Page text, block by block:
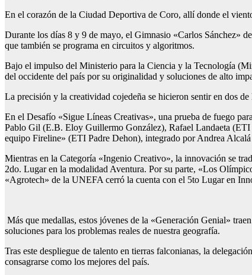
En el corazón de la Ciudad Deportiva de Coro, allí donde el
Durante los días 8 y 9 de mayo, el Gimnasio «Carlos Sánchez»
que también se programa en circuitos y algoritmos.
Bajo el impulso del Ministerio para la Ciencia y la Tecnología
del occidente del país por su originalidad y soluciones de alto
La precisión y la creatividad cojedeña se hicieron sentir en dos de
En el Desafío «Sigue Líneas Creativas», una prueba de fuego
Pablo Gil (E.B. Eloy Guillermo González), Rafael Landaeta
equipo Fireline» (ETI Padre Dehon), integrado por Andrea
Mientras en la Categoría «Ingenio Creativo», la innovación se
2do. Lugar en la modalidad Aventura. Por su parte, «Los
«Agrotech» de la UNEFA cerró la cuenta con el 5to Lugar en
Más que medallas, estos jóvenes de la «Generación Genial»
soluciones para los problemas reales de nuestra geografía.
Tras este despliegue de talento en tierras falconianas, la
consagrarse como los mejores del país.